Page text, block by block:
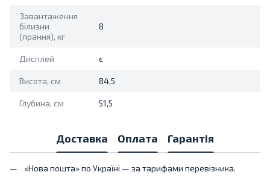
Завантаження
білизни
(прання), кг
8
Дисплей є
Висота, см 84,5
Глубина, см 51,5
Доставка Оплата Гарантія
«Нова пошта» по Україні — за тарифами перевізника.